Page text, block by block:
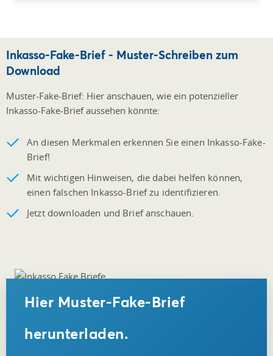
Inkasso-Fake-Brief - Muster-Schreiben zum
Download
Muster-Fake-Brief: Hier anschauen, wie ein potenzieller
Inkasso-Fake-Brief aussehen könnte:
An diesen Merkmalen erkennen Sie einen Inkasso-Fake-
Brief!
Mit wichtigen Hinweisen, die dabei helfen können,
einen falschen Inkasso-Brief zu identifizieren.
Jetzt downloaden und Brief anschauen.
Hier Muster-Fake-Brief
herunterladen.